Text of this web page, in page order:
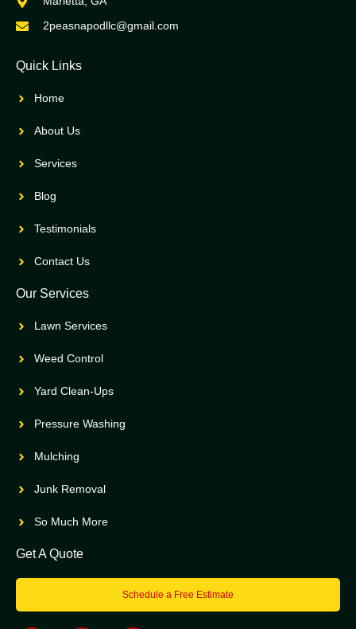
2peasnapodllc@gmail.com
Quick Links
Home
About Us
Services
Blog
Testimonials
Contact Us
Our Services
Lawn Services
Weed Control
Yard Clean-Ups
Pressure Washing
Mulching
Junk Removal
So Much More
Get A Quote
Schedule a Free Estimate